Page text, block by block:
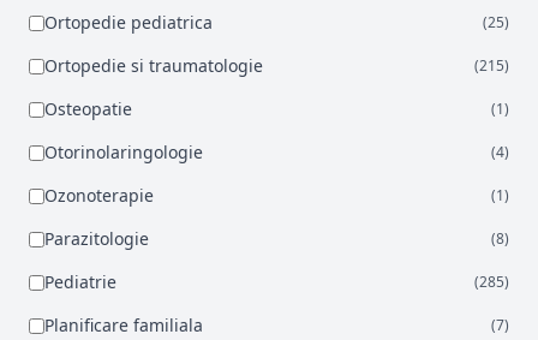
Ortopedie pediatrica (25)
Ortopedie si traumatologie (215)
Osteopatie (1)
Otorinolaringologie (4)
Ozonoterapie (1)
Parazitologie (8)
Pediatrie (285)
Planificare familiala (7)